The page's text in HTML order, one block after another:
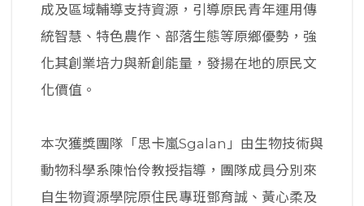
成及區域輔導支持資源，引導原民青年運用傳
統智慧、特色農作、部落生態等原鄉優勢，強
化其創業培力與新創能量，發揚在地的原民文
化價值。
本次獲獎團隊「思卡嵐Sgalan」由生物技術與
動物科學系陳怡伶教授指導，團隊成員分別來
自生物資源學院原住民專班鄧育誠、黃心柔及